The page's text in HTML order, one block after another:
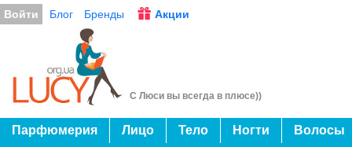
Войти Блог Бренды Акции
С Люси вы всегда в плюсе))
Парфюмерия Лицо Тело Ногти
Волосы